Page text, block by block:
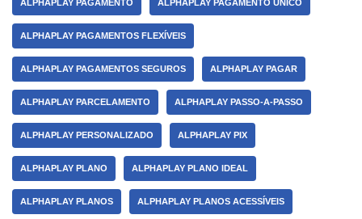
ALPHAPLAY PAGAMENTO ALPHAPLAY PAGAMENTO ÚNICO
ALPHAPLAY PAGAMENTOS FLEXÍVEIS
ALPHAPLAY PAGAMENTOS SEGUROS ALPHAPLAY PAGAR
ALPHAPLAY PARCELAMENTO ALPHAPLAY PASSO-A-PASSO
ALPHAPLAY PERSONALIZADO ALPHAPLAY PIX
ALPHAPLAY PLANO ALPHAPLAY PLANO IDEAL
ALPHAPLAY PLANOS ALPHAPLAY PLANOS ACESSÍVEIS